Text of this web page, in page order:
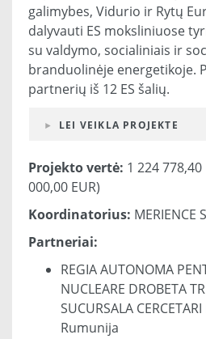
galimybes, Vidurio ir Rytų
dalyvauti ES moksliniuose
su valdymo, socialiniais ir
branduolinėje energetikoje.
partnerių iš 12 ES šalių.
LEI VEIKLA PROJEKTE
Projekto vertė: 1 224 778,40
000,00 EUR)
Koordinatorius: MERIENCE
Partneriai:
REGIA AUTONOMA
NUCLEARE DROBETA
SUCURSALA
Rumunija